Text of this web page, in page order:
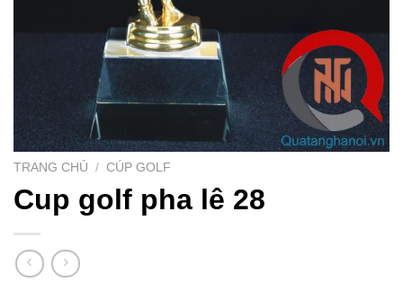
TRANG CHỦ / CÚP GOLF
Cup golf pha lê 28